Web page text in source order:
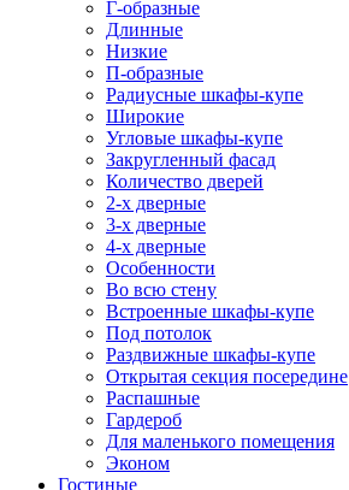
Г-образные
Длинные
Низкие
П-образные
Радиусные шкафы-купе
Широкие
Угловые шкафы-купе
Закругленный фасад
Количество дверей
2-х дверные
3-х дверные
4-х дверные
Особенности
Во всю стену
Встроенные шкафы-купе
Под потолок
Раздвижные шкафы-купе
Открытая секция посередине
Распашные
Гардероб
Для маленького помещения
Эконом
Гостиные